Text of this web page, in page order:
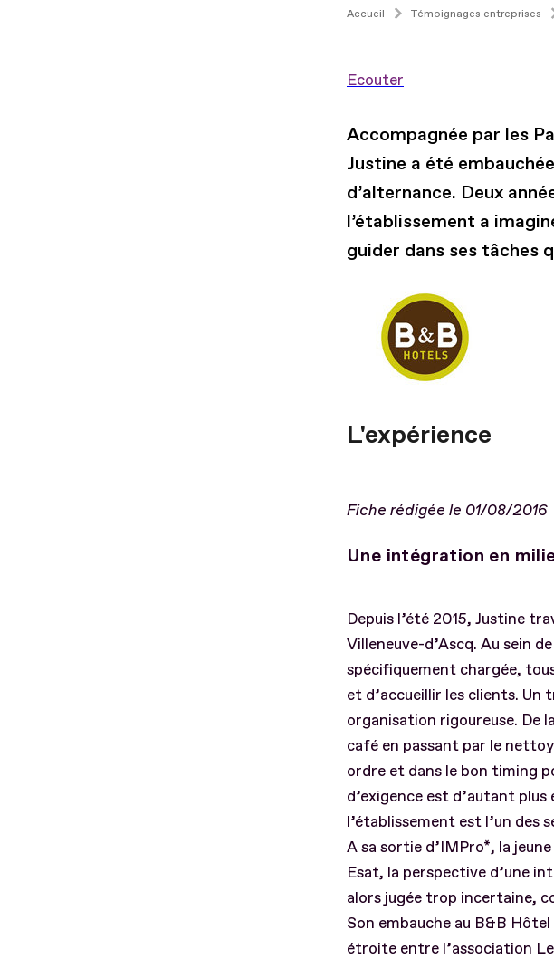
Accueil Témoignages entreprises
Ecouter
Accompagnée par les
Justine a été
d’alternance. Deux
l’établissement a
guider dans ses tâches
L'expérience
Fiche rédigée le 01/08/2016
Une intégration en
Depuis l’été 2015, Justine
Villeneuve-d’Ascq. Au sein
spécifiquement chargée,
et d’accueillir les clients. Un
organisation rigoureuse. De
café en passant par le
ordre et dans le bon timing
d’exigence est d’autant
l’établissement est l’un des
A sa sortie d’IMPro*, la
Esat, la perspective d’une
alors jugée trop incertaine,
Son embauche au B&B
étroite entre l’association